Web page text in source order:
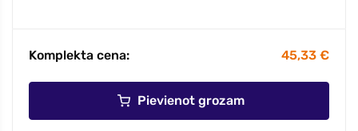
Komplekta cena: 45,33 €
Pievienot grozam